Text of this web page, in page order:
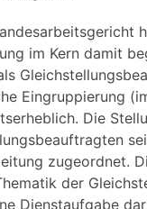
im Kern damit
Eingruppierung
Die
zugeordnet.
der
Dienstaufgabe